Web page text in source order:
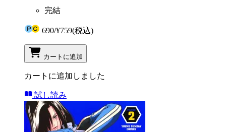
完結
690/¥759(税込)
カートに追加
カートに追加しました
試し読み